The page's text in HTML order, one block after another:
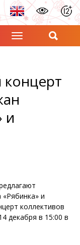
и
и
коллективов
декабря в 15:00 в